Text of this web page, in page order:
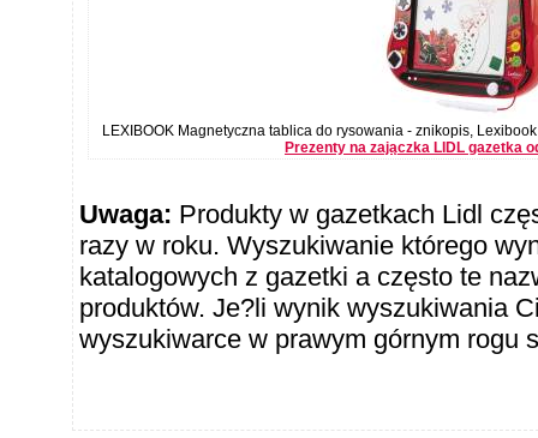
LEXIBOOK Magnetyczna tablica do rysowania - znikopis,
Prezenty na zajączka LIDL gazetka
Uwaga: Produkty w gazetkach Lidl
razy w roku. Wyszukiwanie którego
katalogowych z gazetki a często te
produktów. Je?li wynik wyszukiwania
wyszukiwarce w prawym górnym rogu